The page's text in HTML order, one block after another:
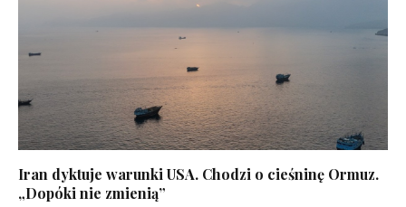
Iran dyktuje warunki USA. Chodzi o cieśninę Ormuz.
„Dopóki nie zmienią”